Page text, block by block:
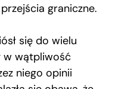
graniczne.
się do wielu
w wątpliwość
niego opinii